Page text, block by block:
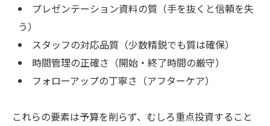
プレゼンテーション資料の質（手を抜くと信頼を失
う）
スタッフの対応品質（少数精鋭でも質は確保）
時間管理の正確さ（開始・終了時間の厳守）
フォローアップの丁寧さ（アフターケア）
これらの要素は予算を削らず、むしろ重点投資すること